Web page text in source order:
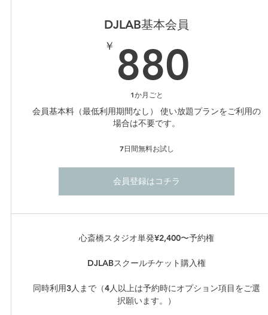
DJLAB基本会員
￥ 880
1か月ごと
会員基本料（最低利用期間なし） 使い放題プランをご利用の
場合は不要です。
7日間無料お試し
会員登録はコチラ
心斎橋スタジオ単発¥2,400〜予約権
DJLABスクールチケット購入権
同時利用3人まで（4人以上は予約時にオプション項目をご選
択願います。）